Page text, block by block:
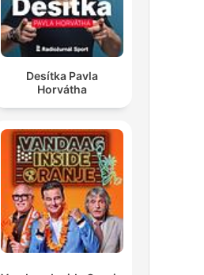
Desítka Pavla
Horvátha